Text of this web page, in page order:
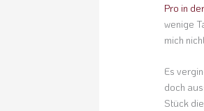
Pro in
wenige
mich
Es
doch
Stück